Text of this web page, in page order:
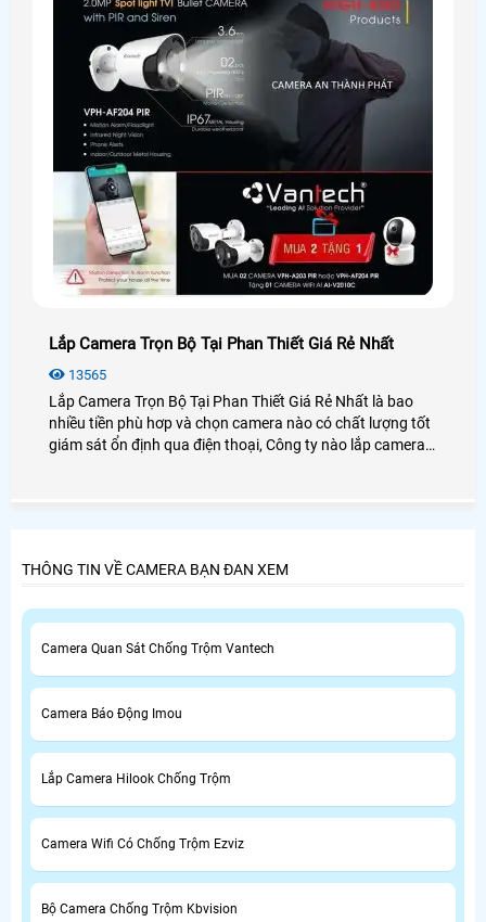
Lắp Camera Trọn Bộ Tại Phan Thiết Giá Rẻ Nhất
13565
Lắp Camera Trọn Bộ Tại Phan Thiết Giá Rẻ Nhất là bao
nhiều tiền phù hơp và chọn camera nào có chất lượng tốt
giám sát ổn định qua điện thoại, Công ty nào lắp camera
THÔNG TIN VỀ CAMERA BẠN ĐAN XEM
Camera Quan Sát Chống Trộm Vantech
Camera Báo Động Imou
Lắp Camera Hilook Chống Trộm
Camera Wifi Có Chống Trộm Ezviz
Bộ Camera Chống Trộm Kbvision